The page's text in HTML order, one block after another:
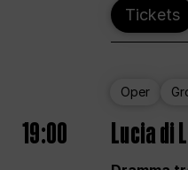
Tickets
Oper
19:00 Lucia di